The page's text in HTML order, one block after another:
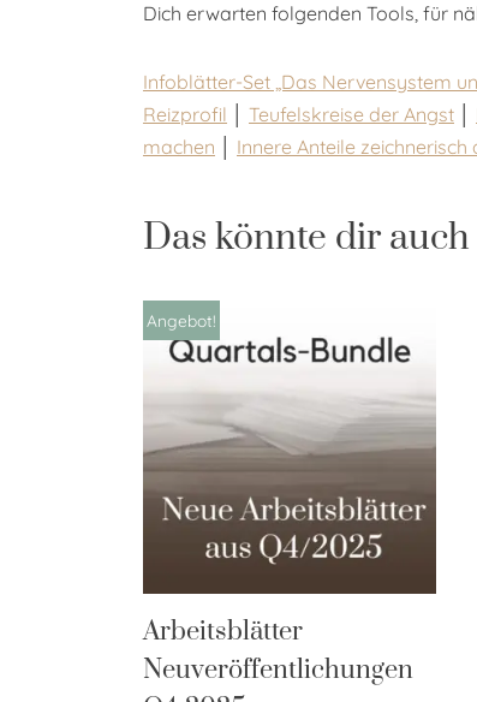
Dich erwarten folgenden Tools, für
Infoblätter-Set „Das Nervensystem
Reizprofil
Teufelskreise der Angst
machen
Innere Anteile zeichnerisch
Das könnte dir
Angebot!
Arbeitsblätter
Neuveröffentlichungen